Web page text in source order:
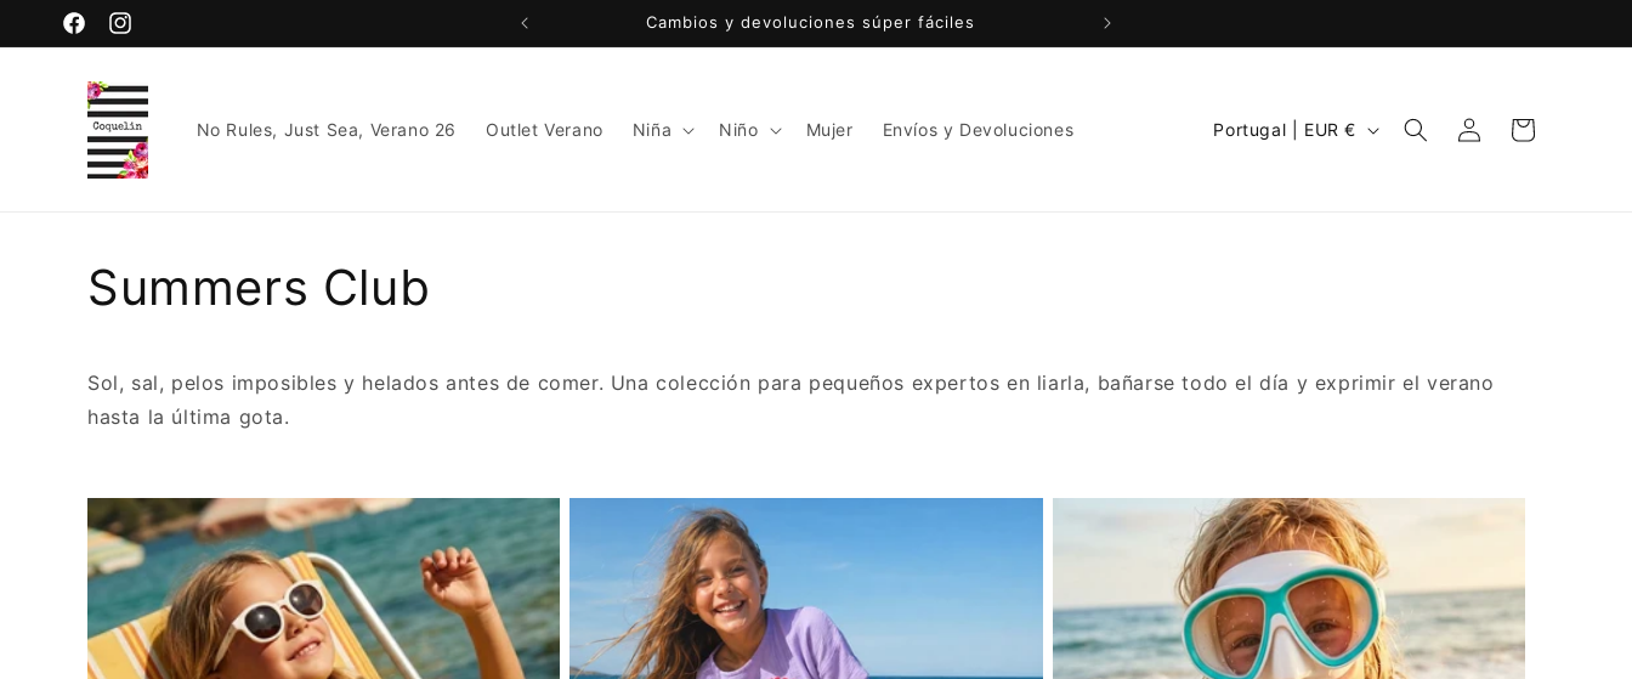
directamente
al contenido
FacebookInstagram
Cambios y devoluciones súper fáciles
No Rules, Just Sea, Verano 26 Outlet Verano Niña Niño Mujer Envíos y Devoluciones
P
g
n
Portugal | EUR €
Iniciar
sesión
Carrito
Summers Club
Sol, sal, pelos imposibles y helados antes de comer. Una colección para pequeños expertos en liarla, bañarse todo el día y exprimir el verano
hasta la última gota.